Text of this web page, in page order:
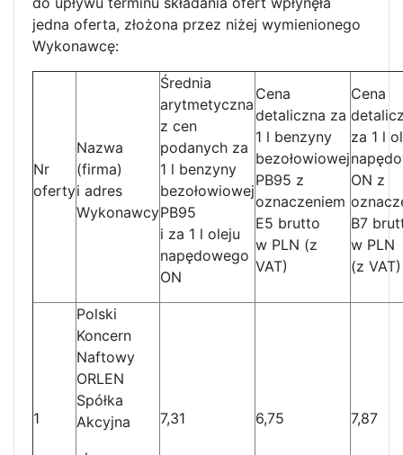
jedna oferta, złożona przez niżej wymienionego
Wykonawcę:
Nr
oferty
Nazwa
(firma)
i adres
Wykonawcy
Średnia
arytmetyczna
z cen
podanych za
1 l benzyny
bezołowiowej
PB95
i za 1 l oleju
napędowego
ON
Cena
detaliczna za
1 l benzyny
bezołowiowej
PB95 z
oznaczeniem
E5 brutto
w PLN (z
VAT)
Cena
za 1 l
ON z
B7
w PLN
(z VAT)
1
Polski
Koncern
Naftowy
ORLEN
Spółka
Akcyjna
7,31 6,75 7,87